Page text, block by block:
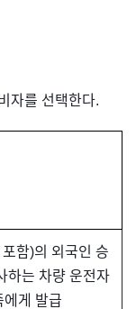
자를 선택한다.
함)의 외국인 승
하는 차량 운전자
에게 발급